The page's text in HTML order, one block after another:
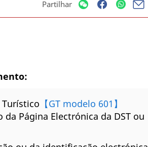
Partilhar
【GT modelo 601】
Página Electrónica da DST ou